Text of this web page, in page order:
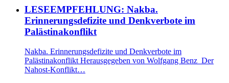
LESEEMPFEHLUNG: Nakba.
Erinnerungsdefizite und Denkverbote im
Palästinakonflikt
Nakba. Erinnerungsdefizite und Denkverbote im
Palästinakonflikt Herausgegeben von Wolfgang Benz Der
Nahost-Konflikt…